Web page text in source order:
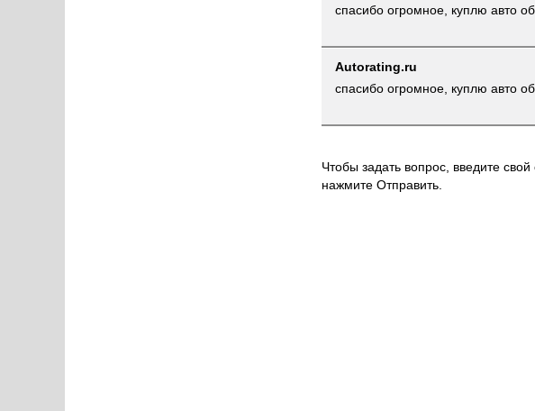
спасибо огромное, куплю авто
Autorating.ru
спасибо огромное, куплю авто
Чтобы задать вопрос, введите
нажмите Отправить.